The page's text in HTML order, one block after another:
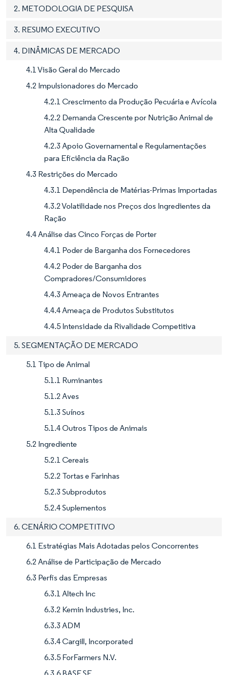
2. METODOLOGIA DE PESQUISA
3. RESUMO EXECUTIVO
4. DINÂMICAS DE MERCADO
4.1 Visão Geral do Mercado
4.2 Impulsionadores do Mercado
4.2.1 Crescimento da Produção Pecuária e Avícola
4.2.2 Demanda Crescente por Nutrição Animal de
Alta Qualidade
4.2.3 Apoio Governamental e Regulamentações
para Eficiência da Ração
4.3 Restrições do Mercado
4.3.1 Dependência de Matérias-Primas Importadas
4.3.2 Volatilidade nos Preços dos Ingredientes da
Ração
4.4 Análise das Cinco Forças de Porter
4.4.1 Poder de Barganha dos Fornecedores
4.4.2 Poder de Barganha dos
Compradores/Consumidores
4.4.3 Ameaça de Novos Entrantes
4.4.4 Ameaça de Produtos Substitutos
4.4.5 Intensidade da Rivalidade Competitiva
5. SEGMENTAÇÃO DE MERCADO
5.1 Tipo de Animal
5.1.1 Ruminantes
5.1.2 Aves
5.1.3 Suínos
5.1.4 Outros Tipos de Animais
5.2 Ingrediente
5.2.1 Cereais
5.2.2 Tortas e Farinhas
5.2.3 Subprodutos
5.2.4 Suplementos
6. CENÁRIO COMPETITIVO
6.1 Estratégias Mais Adotadas pelos Concorrentes
6.2 Análise de Participação de Mercado
6.3 Perfis das Empresas
6.3.1 Altech Inc
6.3.2 Kemin Industries, Inc.
6.3.3 ADM
6.3.4 Cargill, Incorporated
6.3.5 ForFarmers N.V.